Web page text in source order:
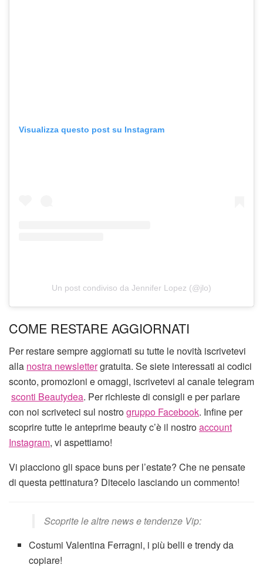
Visualizza questo post su Instagram
Un post condiviso da Jennifer Lopez (@jlo)
COME RESTARE AGGIORNATI
Per restare sempre aggiornati su tutte le novità iscrivetevi
alla nostra newslettergratuita. Se siete interessati ai codici
sconto, promozioni e omaggi, iscrivetevi al canale telegram
sconti Beautydea. Per richieste di consigli e per parlare
con noi scriveteci sul nostrogruppo Facebook. Infine per
scoprire tutte le anteprime beauty c’è il nostroaccount
Instagram, vi aspettiamo!
Vi piacciono gli space buns per l’estate? Che ne pensate
di questa pettinatura? Ditecelo lasciando un commento!
Scoprite le altre news e tendenze Vip:
Costumi Valentina Ferragni, i più belli e trendy da
copiare!